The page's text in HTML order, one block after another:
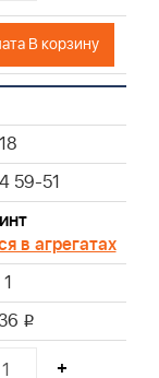
В корзину
18
59-51
в агрегатах
1
i
+